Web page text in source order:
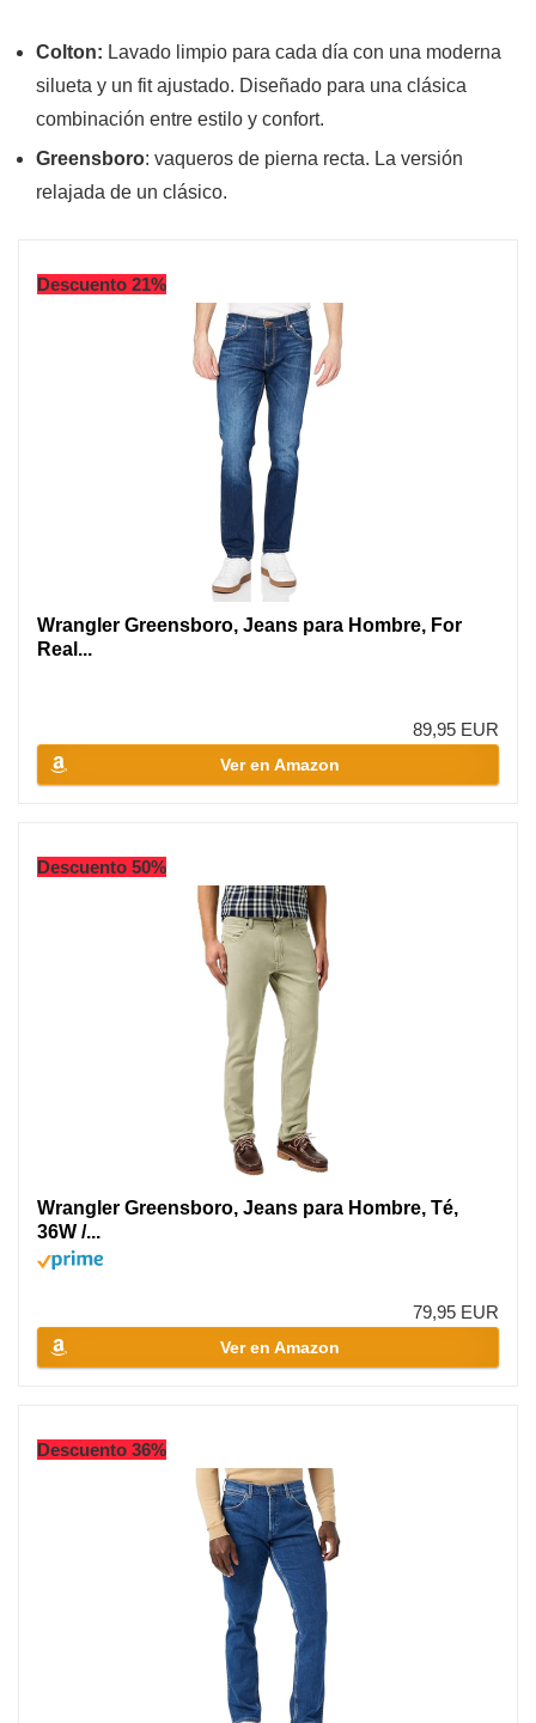
Colton: Lavado limpio para cada día con una moderna
silueta y un fit ajustado. Diseñado para una clásica
combinación entre estilo y confort.
Greensboro: vaqueros de pierna recta. La versión
relajada de un clásico.
Descuento 21%
Wrangler Greensboro, Jeans para Hombre, For
Real...
89,95 EUR
Ver en Amazon
Descuento 50%
Wrangler Greensboro, Jeans para Hombre, Té,
36W /...
79,95 EUR
Ver en Amazon
Descuento 36%